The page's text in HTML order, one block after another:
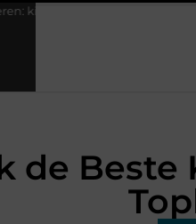
kinderquad?
de Beste